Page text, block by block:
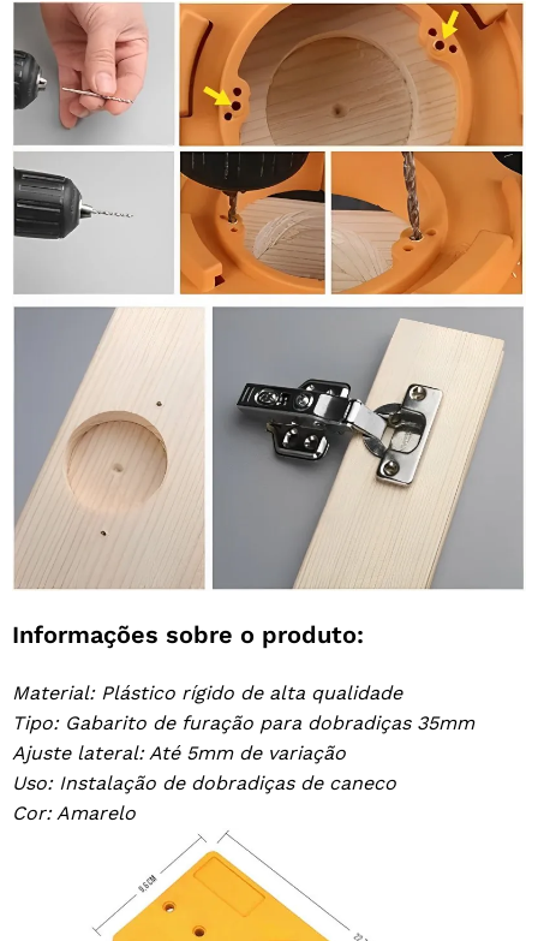
Informações sobre o produto:
Material: Plástico rígido de alta qualidade
Tipo: Gabarito de furação para dobradiças 35mm
Ajuste lateral: Até 5mm de variação
Uso: Instalação de dobradiças de caneco
Cor: Amarelo